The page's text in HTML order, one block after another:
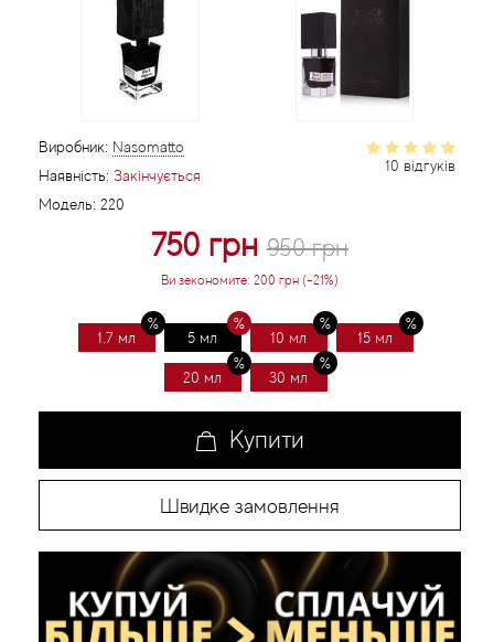
10 відгуків
Виробник: Nasomatto
Наявність: Закінчується
Модель: 220
750 грн 950 грн
Ви зекономите: 200 грн (-21%)
1.7 мл 5 мл 10 мл 15 мл
20 мл 30 мл
Купити
Швидке замовлення